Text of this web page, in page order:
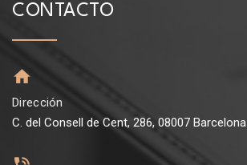
CONTACTO
Dirección
C. del Consell de Cent, 286, 08007 Barcelona